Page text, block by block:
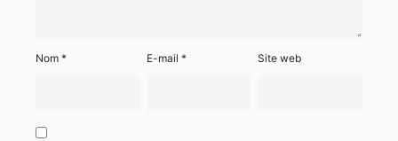
Nom * E-mail* Site web